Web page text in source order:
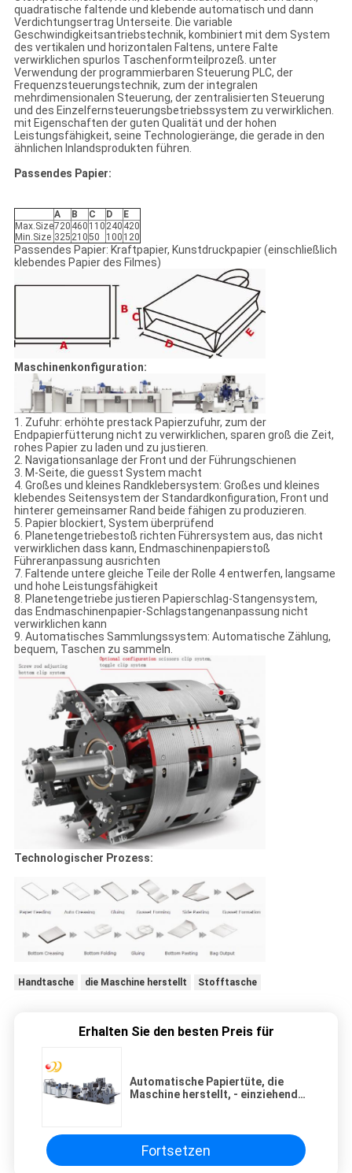
quadratische faltende und klebende automatisch und dann
Verdichtungsertrag Unterseite. Die variable
Geschwindigkeitsantriebstechnik, kombiniert mit dem System
des vertikalen und horizontalen Faltens, untere Falte
verwirklichen spurlos Taschenformteilprozeß. unter
Verwendung der programmierbaren Steuerung PLC, der
Frequenzsteuerungstechnik, zum der integralen
mehrdimensionalen Steuerung, der zentralisierten Steuerung
und des Einzelfernsteuerungsbetriebssystem zu verwirklichen.
mit Eigenschaften der guten Qualität und der hohen
Leistungsfähigkeit, seine Technologieränge, die gerade in den
ähnlichen Inlandsprodukten führen.
Passendes Papier:
A B C D
E
Max.Size
Min.Size
720
325
460
210
110
50
240
100
420
120
Passendes Papier: Kraftpapier, Kunstdruckpapier (einschließlich
klebendes Papier des Filmes)
Maschinenkonfiguration:
1. Zufuhr: erhöhte prestack Papierzufuhr, zum der
Endpapierfütterung nicht zu verwirklichen, sparen groß die Zeit,
rohes Papier zu laden und zu justieren.
2. Navigationsanlage der Front und der Führungschienen
3. M-Seite, die guesst System macht
4. Großes und kleines Randklebersystem: Großes und kleines
klebendes Seitensystem der Standardkonfiguration, Front und
hinterer gemeinsamer Rand beide fähigen zu produzieren.
5. Papier blockiert, System überprüfend
6. Planetengetriebestoß richten Führersystem aus, das nicht
verwirklichen dass kann, Endmaschinenpapierstoß
Führeranpassung ausrichten
7. Faltende untere gleiche Teile der Rolle 4 entwerfen, langsame
und hohe Leistungsfähigkeit
8. Planetengetriebe justieren Papierschlag-Stangensystem,
das Endmaschinenpapier-Schlagstangenanpassung nicht
verwirklichen kann
9. Automatisches Sammlungssystem: Automatische Zählung,
bequem, Taschen zu sammeln.
Technologischer Prozess:
Handtasche die Maschine herstellt Stofftasche
Erhalten Sie den besten Preis für
Automatische Papiertüte, die
Maschine herstellt, - einziehende
Fortsetzen